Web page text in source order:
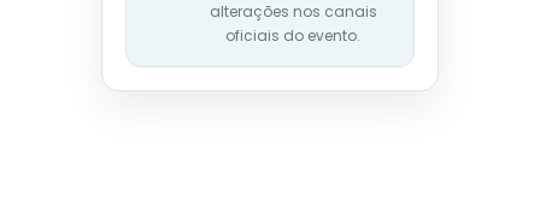
alterações nos canais
oficiais do evento.